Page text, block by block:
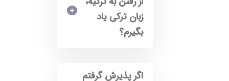
زبان ترکی یاد
بگیرم؟
اگر پذیرش گرفتم